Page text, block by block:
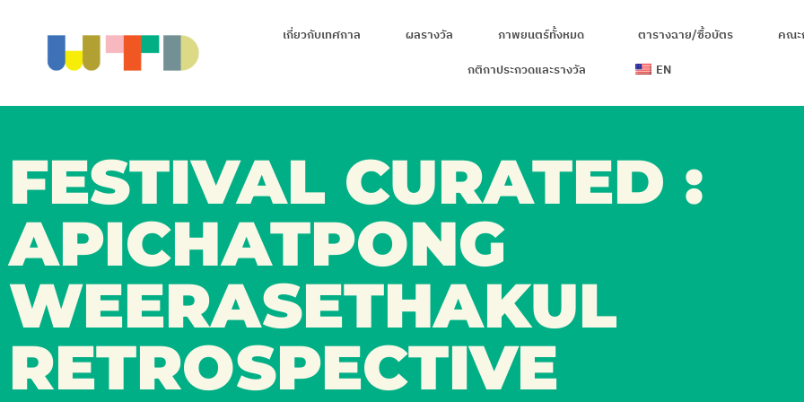
เกี่ยวกับเทศกาล ผลรางวัล ภาพยนตร์ทั้งหมด ตารางฉาย/ซื้อบัตร
คณะ
กติกาประกวดและรางวัล
EN
FESTIVAL CURATED :
APICHATPONG
WEERASETHAKUL
RETROSPECTIVE